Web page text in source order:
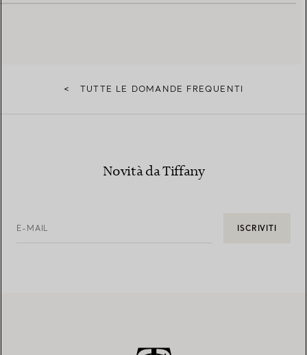
< TUTTE LE DOMANDE FREQUENTI
Novità da Tiffany
E-MAIL ISCRIVITI